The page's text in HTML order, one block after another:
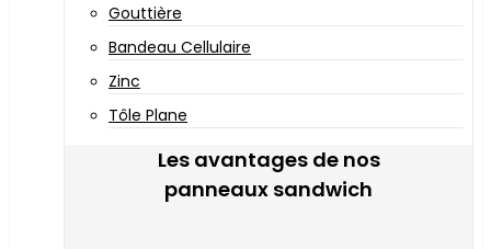
Gouttière
Bandeau Cellulaire
Zinc
Tôle Plane
Les avantages de nos
panneaux sandwich